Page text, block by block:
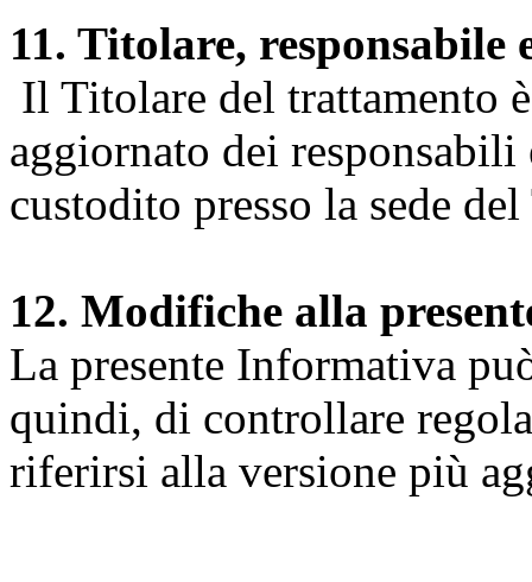
11. Titolare, responsabile
Il Titolare del trattamento
aggiornato dei
custodito presso la sede
12. Modifiche alla
La presente Informativa
quindi, di controllare
riferirsi alla versione più